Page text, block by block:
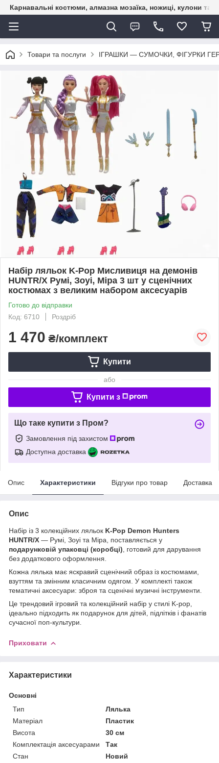
Карнавальні костюми, алмазна мозаїка, ножиці, кулони та
Товари та послуги ІГРАШКИ — СУМОЧКИ, ФІГУРКИ
Набір ляльок K-Pop Мисливиця на демонів
HUNTR/X Румі, Зоуі, Міра 3 шт у сценічних
костюмах з великим набором аксесуарів
Готово до відправки
Код: 6710
Роздріб
1 470 ₴/комплект
Купити
або
Купити з
Що таке купити з Пром?
Замовлення під захистом
Доступна доставка
Опис Характеристики Відгуки про товар Доставка
Опис
Набір із 3 колекційних ляльок K-Pop Demon Hunters
HUNTR/X — Румі, Зоуі та Міра, поставляється у
подарунковій упаковці (коробці) , готовий для дарування
без додаткового оформлення.
Кожна лялька має яскравий сценічний образ із костюмами,
взуттям та змінним класичним одягом. У комплекті також
тематичні аксесуари: зброя та сценічні музичні інструменти.
Це трендовий ігровий та колекційний набір у стилі K-pop,
ідеально підходить як подарунок для дітей, підлітків і фанатів
сучасної поп-культури.
Приховати
Характеристики
Основні
Тип
Лялька
Матеріал
Пластик
Висота
30 см
Комплектація аксесуарами
Так
Стан
Новий